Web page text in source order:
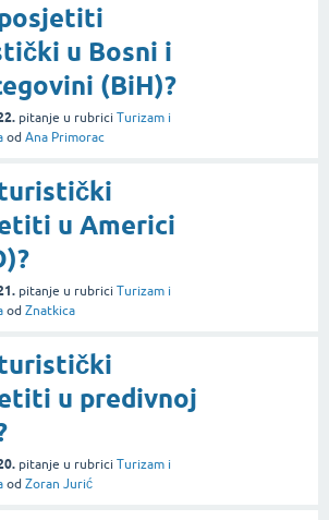
u Bosni i
(BiH)?
pitanje u rubrici Turizam i
od Ana Primorac
u Americi
pitanje u rubrici Turizam i
od Znatkica
u predivnoj
pitanje u rubrici Turizam i
od Zoran Jurić